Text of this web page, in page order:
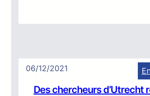
06/12/2021
Des chercheurs d’Utrecht